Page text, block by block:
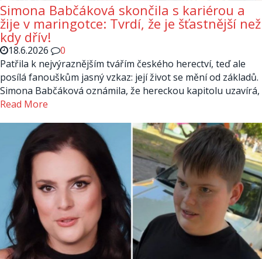
Simona Babčáková skončila s kariérou a
žije v maringotce: Tvrdí, že je šťastnější než
kdy dřív!
18.6.2026
0
Patřila k nejvýraznějším tvářím českého herectví, teď ale
posílá fanouškům jasný vzkaz: její život se mění od základů.
Simona Babčáková oznámila, že hereckou kapitolu uzavírá,
Read More